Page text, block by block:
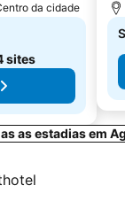
da cidade
sites
as estadias em